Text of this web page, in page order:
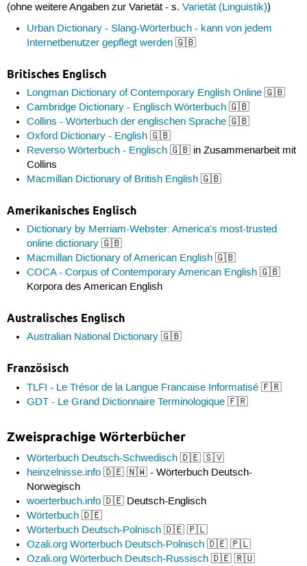
(ohne weitere Angaben zur Varietät - s. Varietät (Linguistik))
Urban Dictionary - Slang-Wörterbuch - kann von jedem
Internetbenutzer gepflegt werden 🇬🇧
Britisches Englisch
Longman Dictionary of Contemporary English Online 🇬🇧
Cambridge Dictionary - Englisch Wörterbuch 🇬🇧
Collins - Wörterbuch der englischen Sprache 🇬🇧
Oxford Dictionary - English 🇬🇧
Reverso Wörterbuch - Englisch 🇬🇧 in Zusammenarbeit mit
Collins
Macmillan Dictionary of British English 🇬🇧
Amerikanisches Englisch
Dictionary by Merriam-Webster: America's most-trusted
online dictionary 🇬🇧
Macmillan Dictionary of American English 🇬🇧
COCA - Corpus of Contemporary American English 🇬🇧
Korpora des American English
Australisches Englisch
Australian National Dictionary 🇬🇧
Französisch
TLFI - Le Trésor de la Langue Francaise Informatisé 🇫🇷
GDT - Le Grand Dictionnaire Terminologique 🇫🇷
Zweisprachige Wörterbücher
Wörterbuch Deutsch-Schwedisch 🇩🇪 🇸🇻
heinzelnisse.info 🇩🇪 🇳🇼 - Wörterbuch Deutsch-
Norwegisch
woerterbuch.info 🇩🇪 Deutsch-Englisch
Wörterbuch 🇩🇪
Wörterbuch Deutsch-Polnisch 🇩🇪 🇵🇱
Ozali.org Wörterbuch Deutsch-Polnisch 🇩🇪 🇵🇱
Ozali.org Wörterbuch Deutsch-Russisch 🇩🇪 🇷🇺